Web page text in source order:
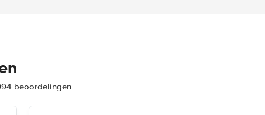
beoordelingen